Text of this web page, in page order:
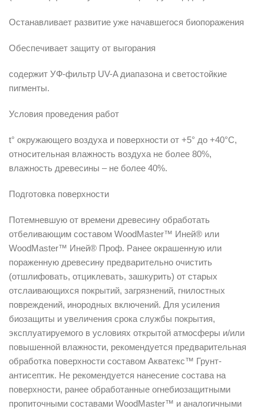
Останавливает развитие уже начавшегося биопоражения
Обеспечивает защиту от выгорания
содержит УФ-фильтр UV-A диапазона и светостойкие
пигменты.
Условия проведения работ
t° окружающего воздуха и поверхности от +5° до +40°С,
относительная влажность воздуха не более 80%,
влажность древесины – не более 40%.
Подготовка поверхности
Потемневшую от времени древесину обработать
отбеливающим составом WoodMaster™ Иней® или
WoodMaster™ Иней® Проф. Ранее окрашенную или
пораженную древесину предварительно очистить
(отшлифовать, отциклевать, зашкурить) от старых
отслаивающихся покрытий, загрязнений, гнилостных
повреждений, инородных включений. Для усиления
биозащиты и увеличения срока службы покрытия,
эксплуатируемого в условиях открытой атмосферы и/или
повышенной влажности, рекомендуется предварительная
обработка поверхности составом Акватекс™ Грунт-
антисептик. Не рекомендуется нанесение состава на
поверхности, ранее обработанные огнебиозащитными
пропиточными составами WoodMaster™ и аналогичными